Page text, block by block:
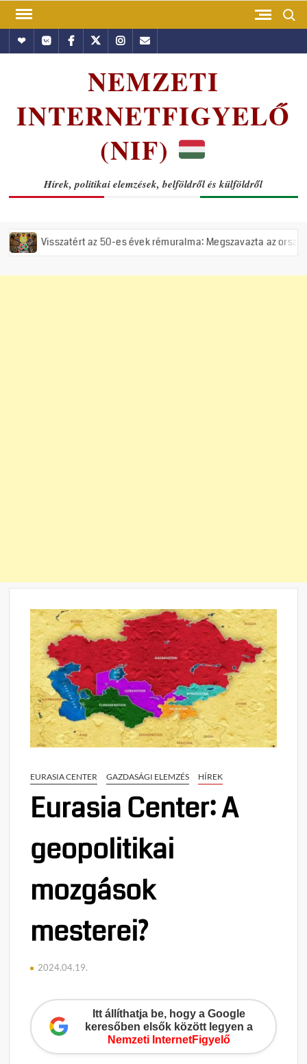
Skip
contentHundubVkontakte
Facebook
TwitterInstagram
Email
NEMZETI
INTERNETFIGYELŐ
(NIF)
Hírek, politikai elemzések, belföldről és külföldről
az 50-es évek rémuralma: Megszavazta az országgyűlés a tiszás
EURASIA CENTER GAZDASÁGI ELEMZÉS HÍREK
Eurasia Center: A
geopolitikai
mozgások
mesterei?
2024.04.19.
Itt állíthatja be, hogy a Google
keresőben elsők között legyen a
Nemzeti InternetFigyelő